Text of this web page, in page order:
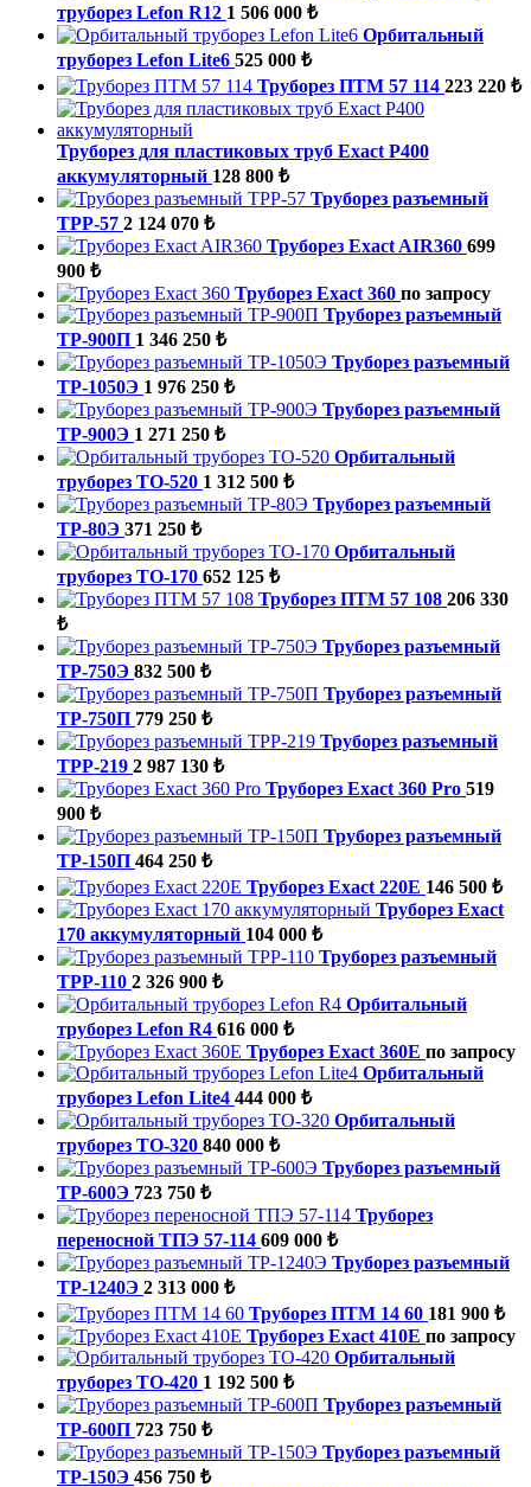
труборез Lefon R12 1 506 000 ₺
Орбитальный
труборез Lefon Lite6 525 000 ₺
Труборез ПТМ 57 114 223 220 ₺
Труборез для пластиковых труб Exact P400
аккумуляторный 128 800 ₺
Труборез разъемный
ТРР-57 2 124 070 ₺
Труборез Exact AIR360 699
900 ₺
Труборез Exact 360 по запросу
Труборез разъемный
ТР-900П 1 346 250 ₺
Труборез разъемный
ТР-1050Э 1 976 250 ₺
Труборез разъемный
ТР-900Э 1 271 250 ₺
Орбитальный
труборез ТО-520 1 312 500 ₺
Труборез разъемный
ТР-80Э 371 250 ₺
Орбитальный
труборез ТО-170 652 125 ₺
Труборез ПТМ 57 108 206 330
₺
Труборез разъемный
ТР-750Э 832 500 ₺
Труборез разъемный
ТР-750П 779 250 ₺
Труборез разъемный
ТРР-219 2 987 130 ₺
Труборез Exact 360 Pro 519
900 ₺
Труборез разъемный
ТР-150П 464 250 ₺
Труборез Exact 220E 146 500 ₺
Труборез Exact
170 аккумуляторный 104 000 ₺
Труборез разъемный
ТРР-110 2 326 900 ₺
Орбитальный
труборез Lefon R4 616 000 ₺
Труборез Exact 360E по запросу
Орбитальный
труборез Lefon Lite4 444 000 ₺
Орбитальный
труборез ТО-320 840 000 ₺
Труборез разъемный
ТР-600Э 723 750 ₺
Труборез
переносной ТПЭ 57-114 609 000 ₺
Труборез разъемный
ТР-1240Э 2 313 000 ₺
Труборез ПТМ 14 60 181 900 ₺
Труборез Exact 410E по запросу
Орбитальный
труборез ТО-420 1 192 500 ₺
Труборез разъемный
ТР-600П 723 750 ₺
Труборез разъемный
ТР-150Э 456 750 ₺